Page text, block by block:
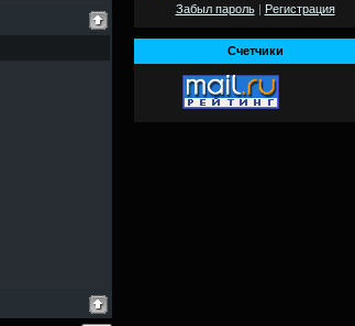
Забыл пароль| Регистрация
Счетчики